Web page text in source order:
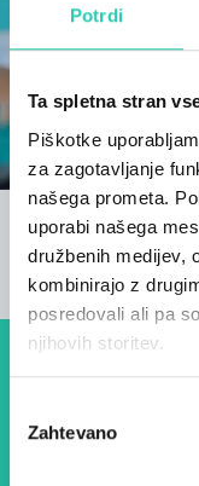
Potrdi
Ta spletna stran
Piškotke
za zagotavljanje
našega prometa.
uporabi našega
družbenih medijev,
kombinirajo z
posredovali ali pa
njihovih storitev.
soglasja
Zahtevano
Razpis za himno
22/03/2024
Dogodki,
evropske